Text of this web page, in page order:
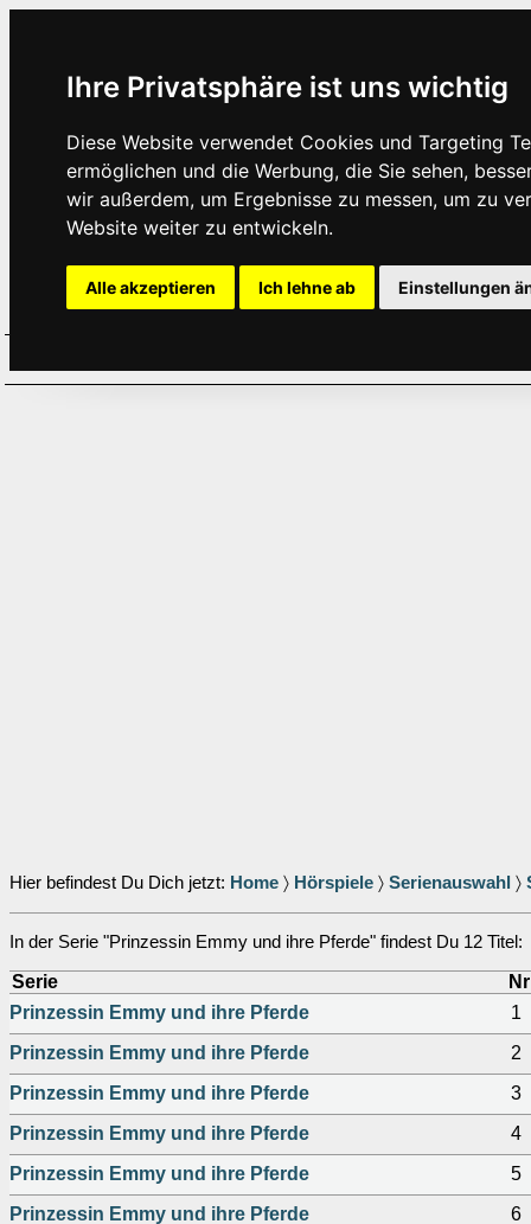
Ihre Privatsphäre ist uns wichtig
Diese Website verwendet Cookies und Targeting
ermöglichen und die Werbung, die Sie sehen,
wir außerdem, um Ergebnisse zu messen, um zu
Website weiter zu entwickeln.
Alle akzeptieren Ich lehne ab Einstellungen
Hier befindest Du Dich jetzt: Home 〉 Hörspiele 〉 Serienauswahl 〉
In der Serie "Prinzessin Emmy und ihre Pferde" findest Du 12 Titel:
Serie
Nr
Prinzessin Emmy und ihre Pferde
1
Prinzessin Emmy und ihre Pferde
2
Prinzessin Emmy und ihre Pferde
3
Prinzessin Emmy und ihre Pferde
4
Prinzessin Emmy und ihre Pferde
5
Prinzessin Emmy und ihre Pferde
6